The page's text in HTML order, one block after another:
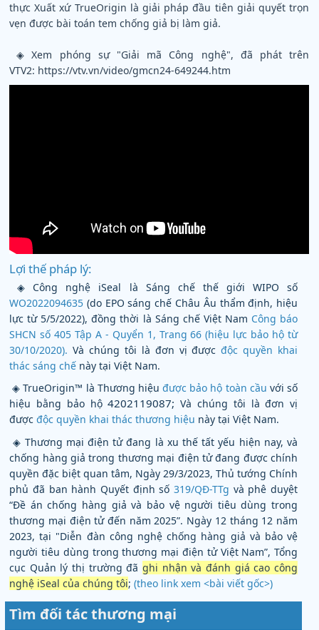
thực Xuất xứ TrueOrigin là giải pháp đầu tiên giải quyết trọn
vẹn được bài toán tem chống giả bị làm giả.
◈ Xem phóng sự "Giải mã Công nghệ", đã phát trên
VTV2: https://vtv.vn/video/gmcn24-649244.htm
Lợi thế pháp lý:
◈ Công nghệ iSeal là Sáng chế thế giới WIPO số
WO2022094635 (do EPO sáng chế Châu Âu thẩm định, hiệu
lực từ 5/5/2022), đồng thời là Sáng chế Việt Nam Công báo
SHCN số 405 Tập A - Quyển 1, Trang 66 (hiệu lực bảo hộ từ
30/10/2020).Và chúng tôi là đơn vị đượcđộc quyền khai
thác sáng chế này tại Việt Nam.
◈ TrueOrigin™ là Thương hiệu được bảo hộ toàn cầu với số
hiệu bằng bảo hộ4202119087;Và chúng tôi là đơn vị
đượcđộc quyền khai thác thương hiệu này tại Việt Nam.
◈ Thương mại điện tử đang là xu thế tất yếu hiện nay, và
chống hàng giả trong thương mại điện tử đang được chính
quyền đặc biệt quan tâm, Ngày 29/3/2023, Thủ tướng Chính
phủ đã ban hành Quyết định số319/QĐ-TTg và phê duyệt
“Đề án chống hàng giả và bảo vệ người tiêu dùng trong
thương mại điện tử đến năm 2025”. Ngày 12 tháng 12 năm
2023, tại "Diễn đàn công nghệ chống hàng giả và bảo vệ
người tiêu dùng trong thương mại điện tử Việt Nam”, Tổng
cục Quản lý thị trường đã ghi nhận và đánh giá cao công
nghệ iSeal của chúng tôi; (theo link xem<bài viết gốc>)
Tìm đối tác thương mại